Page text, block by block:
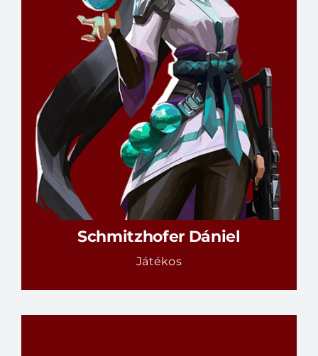
Schmitzhofer Dániel
Játékos
@Den
Játékos
RÉSZLETEK